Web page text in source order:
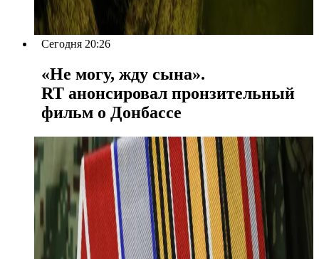
Сегодня 20:26
«Не могу, жду сына».
RT анонсировал пронзительный
фильм о Донбассе